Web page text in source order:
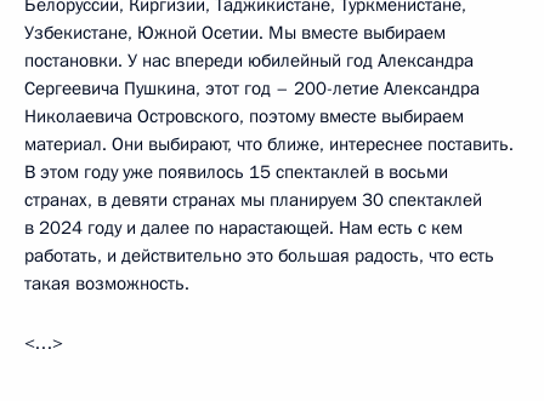
Белоруссии, Киргизии, Таджикистане, Туркменистане,
Узбекистане, Южной Осетии. Мы вместе выбираем
постановки. У нас впереди юбилейный год Александра
Сергеевича Пушкина, этот год – 200-летие Александра
Николаевича Островского, поэтому вместе выбираем
материал. Они выбирают, что ближе, интереснее поставить.
В этом году уже появилось 15 спектаклей в восьми
странах, в девяти странах мы планируем 30 спектаклей
в 2024 году и далее по нарастающей. Нам есть с кем
работать, и действительно это большая радость, что есть
такая возможность.
<…>